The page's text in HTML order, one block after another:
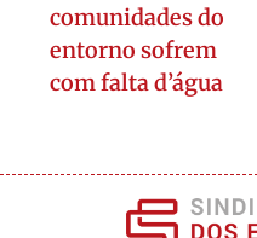
comunidades do
entorno sofrem
com falta d’água